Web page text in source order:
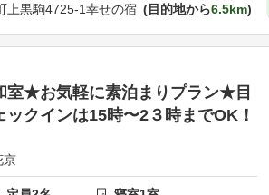
上黒駒4725-1幸せの宿 目的地から6.5km
室★お気軽に素泊まりプラン★目
ックインは15時〜2３時までOK！